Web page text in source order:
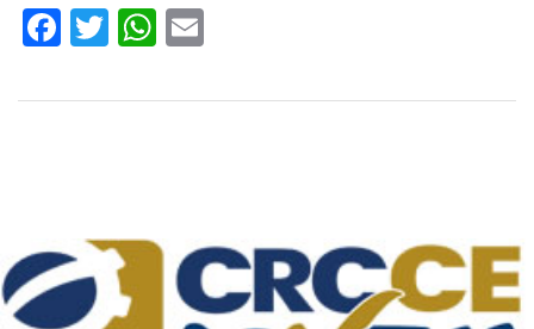
Facebook
TwitterWhatsApp